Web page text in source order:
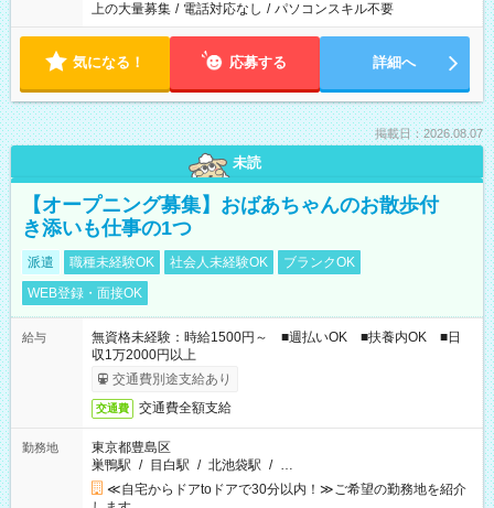
上の大量募集 / 電話対応なし / パソコンスキル不要
気になる！ 応募する 詳細へ
掲載日：2026.08.07
未読
【オープニング募集】おばあちゃんのお散歩付
き添いも仕事の1つ
派遣 職種未経験OK 社会人未経験OK
ブランクOK
WEB登録・面接OK
給与
無資格未経験：時給1500円～ ■週払いOK ■扶養内OK ■日
収1万2000円以上
交通費別途支給あり
交通費 交通費全額支給
勤務地
東京都豊島区
巣鴨駅 / 目白駅 / 北池袋駅 / …
≪自宅からドアtoドアで30分以内！≫ご希望の勤務地を紹介